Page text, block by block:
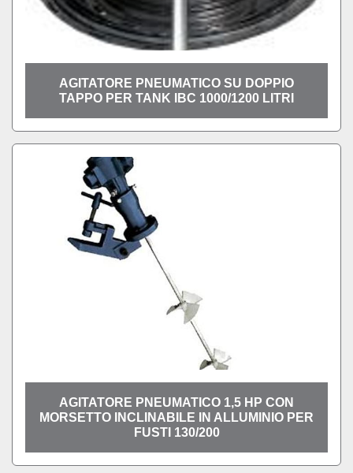
AGITATORE PNEUMATICO SU DOPPIO
TAPPO PER TANK IBC 1000/1200 LITRI
AGITATORE PNEUMATICO 1,5 HP CON
MORSETTO INCLINABILE IN ALLUMINIO PER
FUSTI 130/200